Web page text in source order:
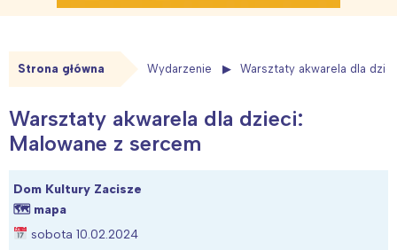
Strona główna Wydarzenie Warsztaty akwarela dla
Warsztaty akwarela dla dzieci:
Malowane z sercem
Dom Kultury Zacisze
🗺 mapa
sobota 10.02.2024